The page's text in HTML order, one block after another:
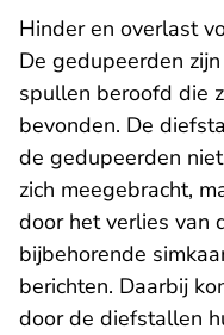
Hinder en overlast
De gedupeerden
spullen beroofd die
bevonden. De
de gedupeerden
zich meegebracht,
door het verlies van
bijbehorende
berichten. Daarbij
door de diefstallen